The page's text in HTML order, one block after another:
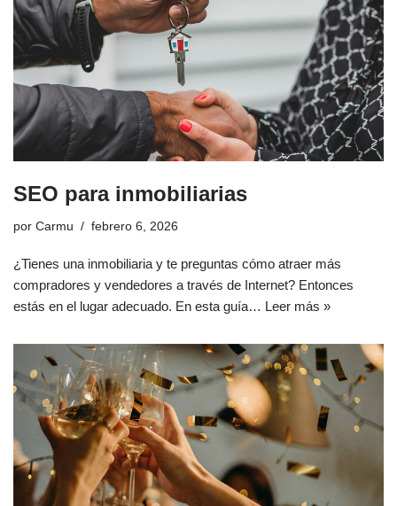
SEO para inmobiliarias
por Carmu febrero 6, 2026
¿Tienes una inmobiliaria y te preguntas cómo atraer más
compradores y vendedores a través de Internet? Entonces
estás en el lugar adecuado. En esta guía… Leer más »